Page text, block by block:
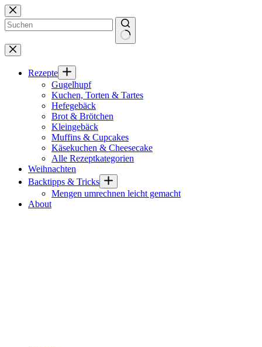
Zum
Inhalt
springen
Keine
Ergebnisse
Rezepte
Gugelhupf
Kuchen, Torten & Tartes
Hefegebäck
Brot & Brötchen
Kleingebäck
Muffins & Cupcakes
Käsekuchen & Cheesecake
Alle Rezeptkategorien
Weihnachten
Backtipps & Tricks
Mengen umrechnen leicht gemacht
About